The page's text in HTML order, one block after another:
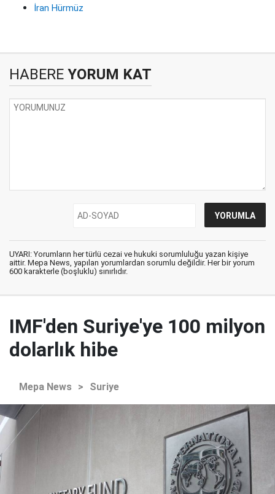
İran Hürmüz
HABERE YORUM KAT
UYARI: Yorumların her türlü cezai ve hukuki sorumluluğu yazan kişiye
aittir. Mepa News, yapılan yorumlardan sorumlu değildir. Her bir yorum
600 karakterle (boşluklu) sınırlıdır.
IMF'den Suriye'ye 100 milyon
dolarlık hibe
Mepa News > Suriye